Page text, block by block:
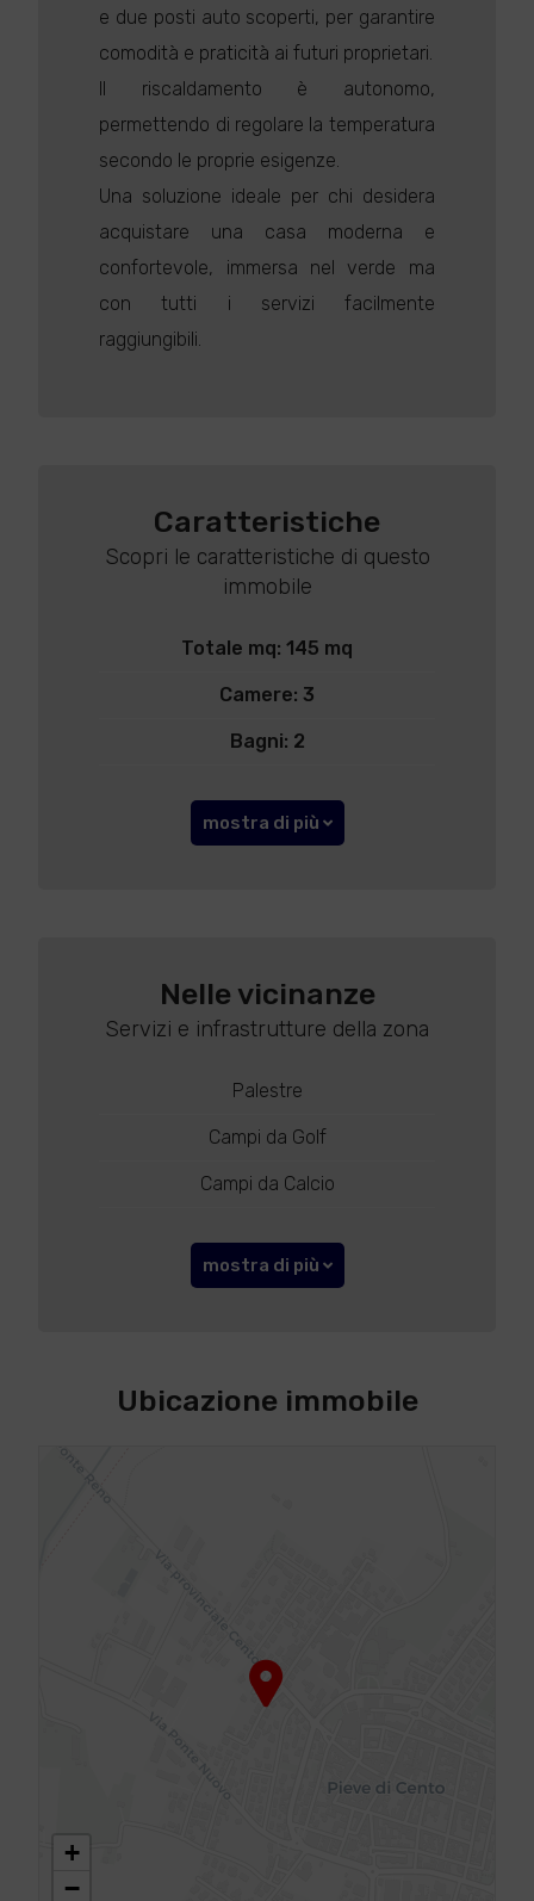
e due posti auto scoperti, per garantire
comodità e praticità ai futuri proprietari.
Il riscaldamento è autonomo,
permettendo di regolare la temperatura
secondo le proprie esigenze.
Una soluzione ideale per chi desidera
acquistare una casa moderna e
confortevole, immersa nel verde ma
con tutti i servizi facilmente
raggiungibili.
Caratteristiche
Scopri le caratteristiche di questo
immobile
Totale mq: 145 mq
Camere: 3
Bagni: 2
mostra di più
Nelle vicinanze
Servizi e infrastrutture della zona
Palestre
Campi da Golf
Campi da Calcio
mostra di più
Ubicazione immobile
+
−